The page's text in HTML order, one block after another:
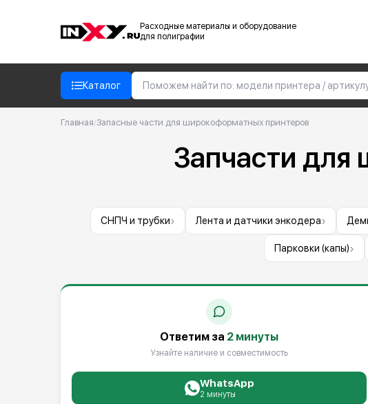
Расходные материалы и оборудование
для полиграфии
Каталог
Главная/Запасные части для широкоформатных принтеров
Запчасти для
СНПЧ и трубки› Лента и датчики энкодера›
Парковки (капы)›
Ответим за 2 минуты
Узнайте наличие и совместимость
WhatsApp
2 минуты